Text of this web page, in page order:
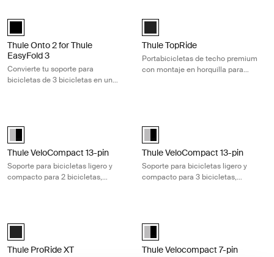
Thule Onto 2 for Thule EasyFold 3 Negro (selected)
Thule Onto 2 for Thule
EasyFold 3
Convierte tu soporte para
bicicletas de 3 bicicletas en un
Thule TopRide Negro (selected)
Thule TopRide
Portabicicletas de techo premium
con montaje en horquilla para
Alu-Black (selected)
Thule VeloCompact 13-pin
Soporte para bicicletas ligero y
compacto para 2 bicicletas,
Alu-Black (selected)
Thule VeloCompact 13-pin
Soporte para bicicletas ligero y
compacto para 3 bicicletas,
Thule ProRide XT Negro (selected)
Thule ProRide XT
Thule VeloCompact 2 7-pin
Thule Velocompact 7-pin